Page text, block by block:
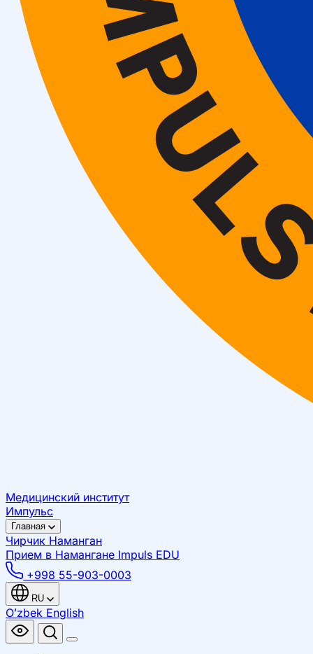
Медицинский институт
Импульс
Главная
Чирчик Наманган
Прием в Намангане Impuls EDU
+998 55-903-0003
RU
Oʻzbek English